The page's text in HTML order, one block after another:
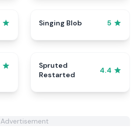
Singing Blob 5
Spruted
Restarted
4.4
Advertisement